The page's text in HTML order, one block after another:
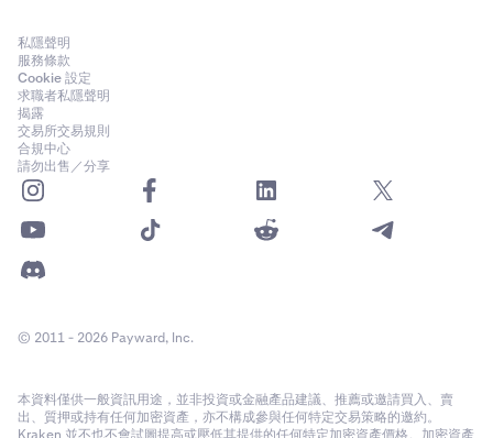
私隱聲明
服務條款
Cookie 設定
求職者私隱聲明
揭露
交易所交易規則
合規中心
請勿出售／分享
© 2011 - 2026 Payward, Inc.
本資料僅供一般資訊用途，並非投資或金融產品建議、推薦或邀請買入、賣
出、質押或持有任何加密資產，亦不構成參與任何特定交易策略的邀約。